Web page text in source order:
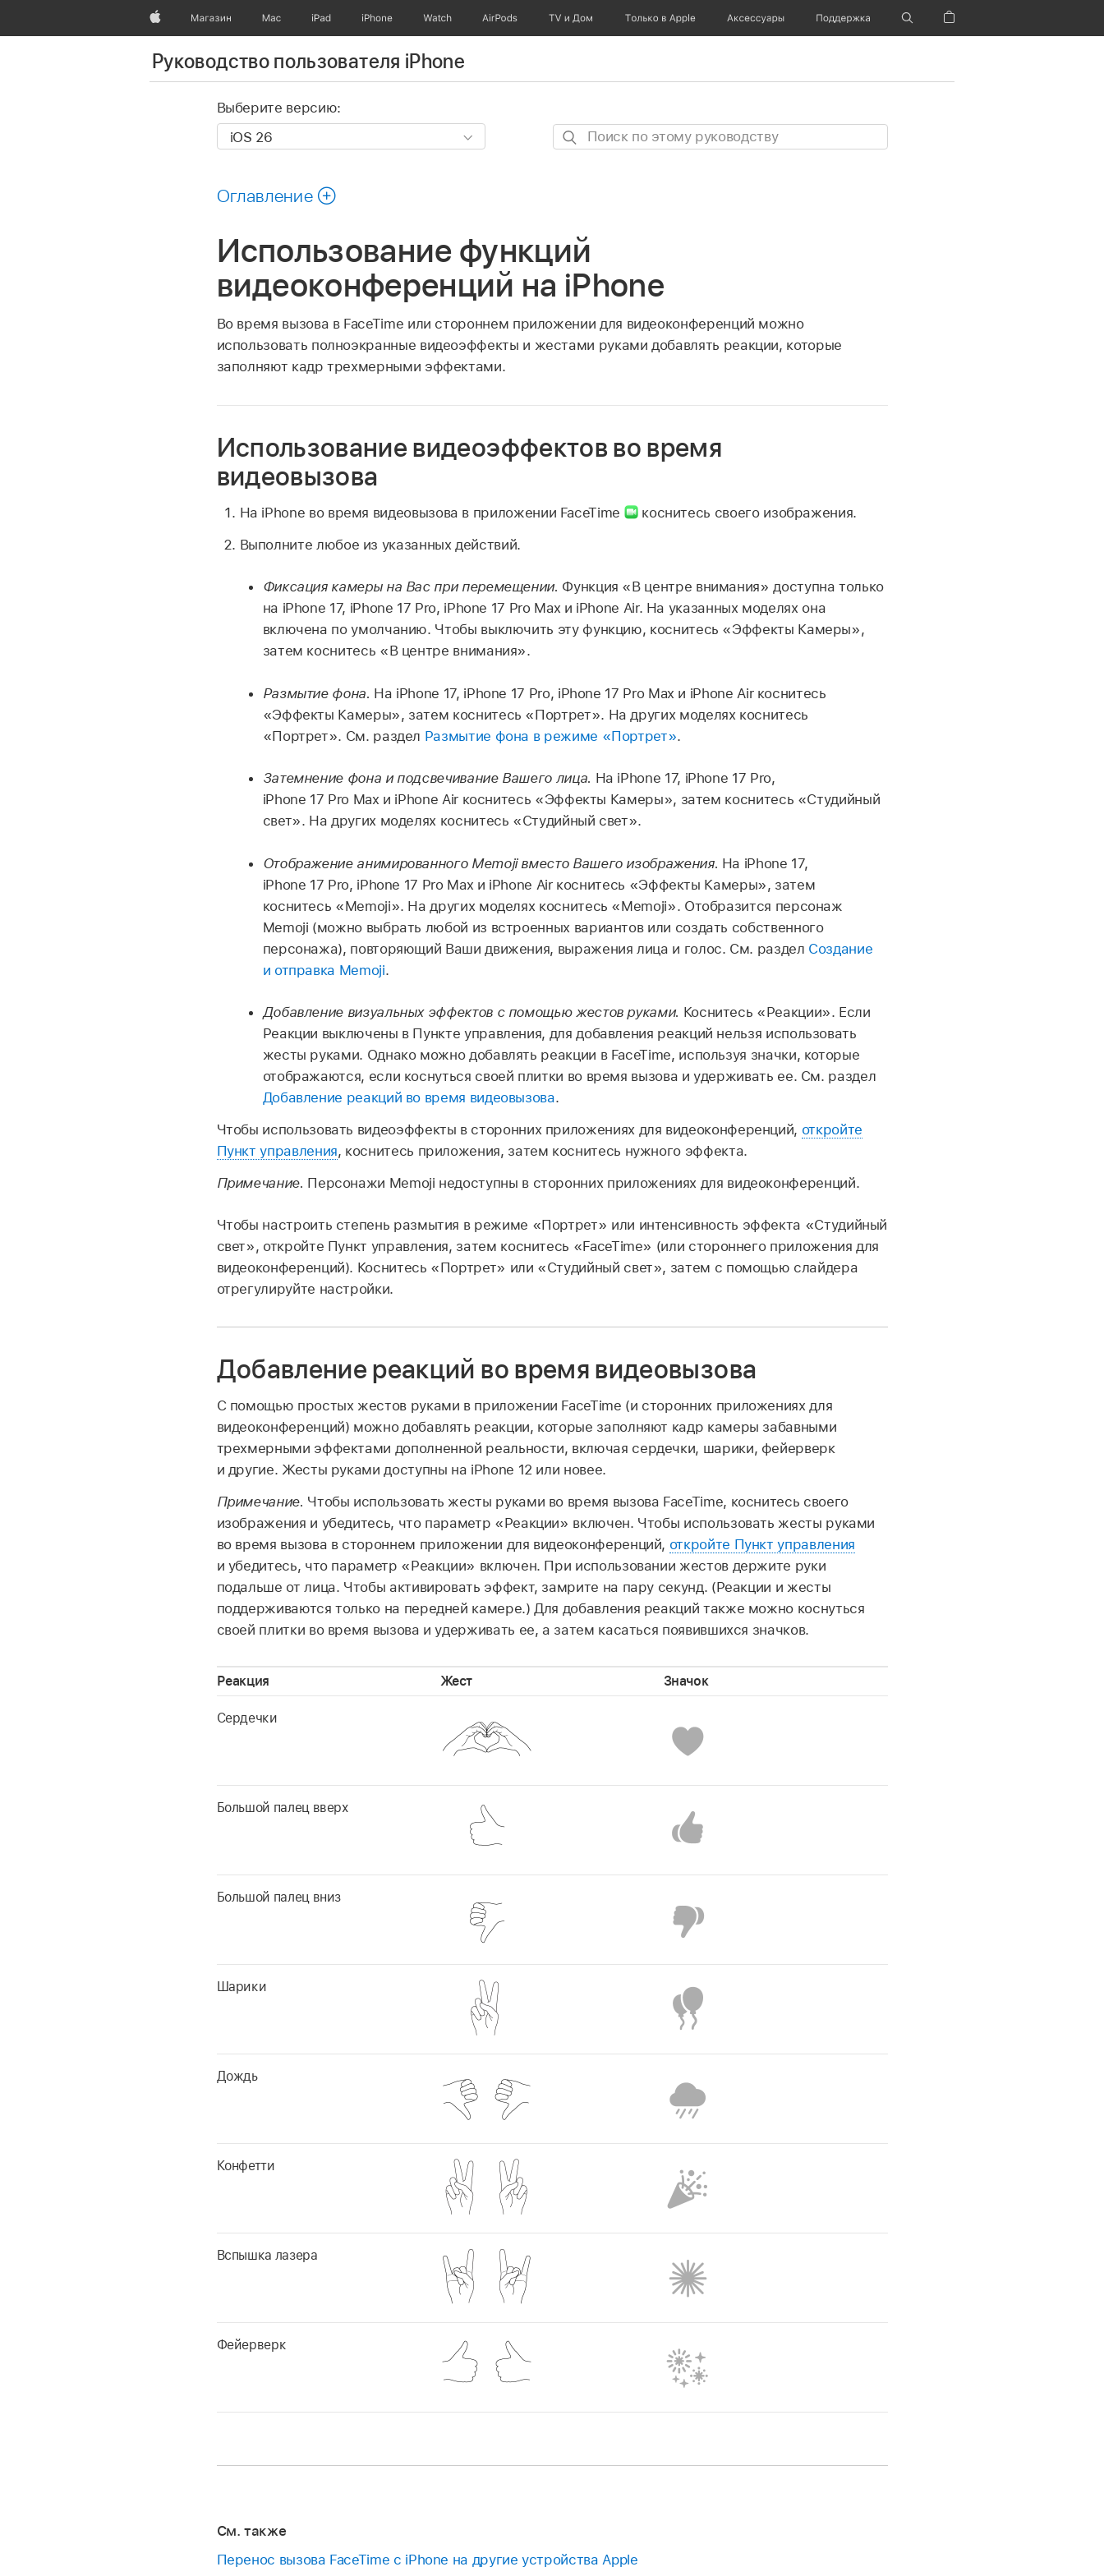
Apple Магазин Mac iPad iPhone Watch AirPods TV и Дом Только в Apple Аксессуары Поддержка Корзина
Руководство пользователя iPhone
Выберите версию:
Поиск
Оглавление
Использование функций
видеоконференций на iPhone
Во время вызова в FaceTime или стороннем приложении для видеоконференций можно
использовать полноэкранные видеоэффекты и жестами руками добавлять реакции, которые
заполняют кадр трехмерными эффектами.
Использование видеоэффектов во время
видеовызова
На iPhone во время видеовызова в приложении FaceTime
коснитесь своего изображения.
Выполните любое из указанных действий.
Фиксация камеры на Вас при перемещении. Функция «В центре внимания» доступна только
на iPhone 17, iPhone 17 Pro, iPhone 17 Pro Max и iPhone Air. На указанных моделях она
включена по умолчанию. Чтобы выключить эту функцию, коснитесь «Эффекты Камеры»,
затем коснитесь «В центре внимания».
Размытие фона. На iPhone 17, iPhone 17 Pro, iPhone 17 Pro Max и iPhone Air коснитесь
«Эффекты Камеры», затем коснитесь «Портрет». На других моделях коснитесь
«Портрет». См. раздел Размытие фона в режиме «Портрет».
Затемнение фона и подсвечивание Вашего лица. На iPhone 17, iPhone 17 Pro,
iPhone 17 Pro Max и iPhone Air коснитесь «Эффекты Камеры», затем коснитесь «Студийный
свет». На других моделях коснитесь «Студийный свет».
Отображение анимированного Memoji вместо Вашего изображения. На iPhone 17,
iPhone 17 Pro, iPhone 17 Pro Max и iPhone Air коснитесь «Эффекты Камеры», затем
коснитесь «Memoji». На других моделях коснитесь «Memoji». Отобразится персонаж
Memoji (можно выбрать любой из встроенных вариантов или создать собственного
персонажа), повторяющий Ваши движения, выражения лица и голос. См. раздел Создание
и отправка Memoji.
Добавление визуальных эффектов с помощью жестов руками. Коснитесь «Реакции». Если
Реакции выключены в Пункте управления, для добавления реакций нельзя использовать
жесты руками. Однако можно добавлять реакции в FaceTime, используя значки, которые
отображаются, если коснуться своей плитки во время вызова и удерживать ее. См. раздел
Добавление реакций во время видеовызова.
Чтобы использовать видеоэффекты в сторонних приложениях для видеоконференций, откройте
Пункт управления, коснитесь приложения, затем коснитесь нужного эффекта.
Примечание. Персонажи Memoji недоступны в сторонних приложениях для видеоконференций.
Чтобы настроить степень размытия в режиме «Портрет» или интенсивность эффекта «Студийный
свет», откройте Пункт управления, затем коснитесь «FaceTime» (или стороннего приложения для
видеоконференций). Коснитесь «Портрет» или «Студийный свет», затем с помощью слайдера
отрегулируйте настройки.
Добавление реакций во время видеовызова
С помощью простых жестов руками в приложении FaceTime (и сторонних приложениях для
видеоконференций) можно добавлять реакции, которые заполняют кадр камеры забавными
трехмерными эффектами дополненной реальности, включая сердечки, шарики, фейерверк
и другие. Жесты руками доступны на iPhone 12 или новее.
Примечание. Чтобы использовать жесты руками во время вызова FaceTime, коснитесь своего
изображения и убедитесь, что параметр «Реакции» включен. Чтобы использовать жесты руками
во время вызова в стороннем приложении для видеоконференций, откройте Пункт управления
и убедитесь, что параметр «Реакции» включен. При использовании жестов держите руки
подальше от лица. Чтобы активировать эффект, замрите на пару секунд. (Реакции и жесты
поддерживаются только на передней камере.) Для добавления реакций также можно коснуться
своей плитки во время вызова и удерживать ее, а затем касаться появившихся значков.
Реакция Жест Значок
Сердечки
Большой палец вверх
Большой палец вниз
Шарики
Дождь
Конфетти
Вспышка лазера
Фейерверк
См. также
Перенос вызова FaceTime с iPhone на другие устройства Apple